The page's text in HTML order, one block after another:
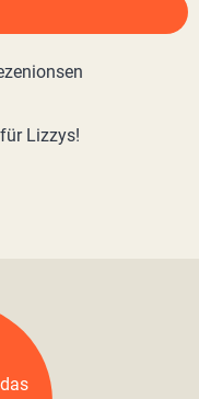
Lizzys!